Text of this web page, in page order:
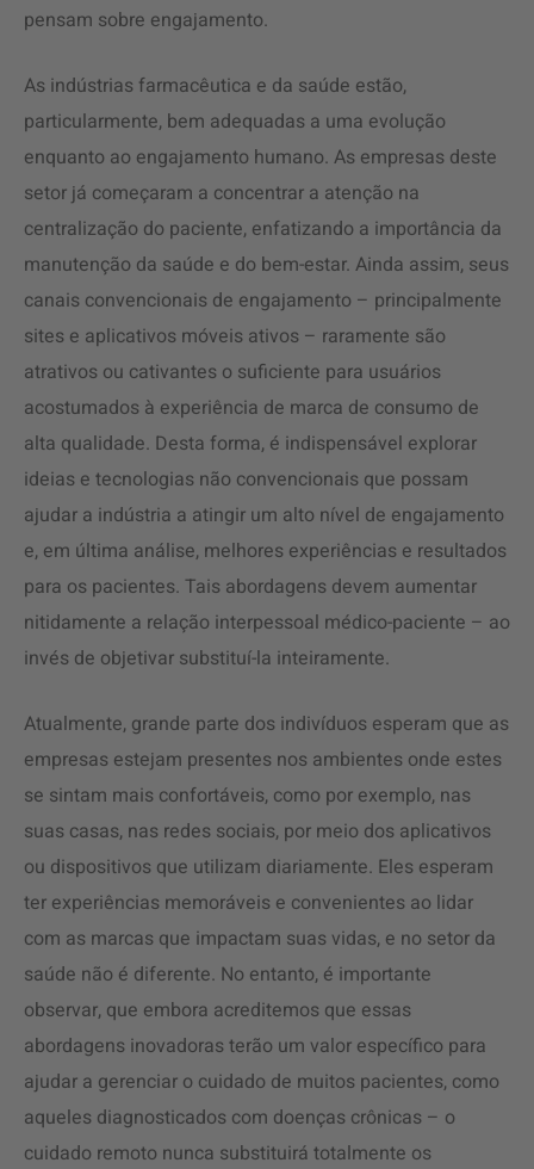
pensam sobre engajamento.
As indústrias farmacêutica e da saúde estão,
particularmente, bem adequadas a uma evolução
enquanto ao engajamento humano. As empresas deste
setor já começaram a concentrar a atenção na
centralização do paciente, enfatizando a importância da
manutenção da saúde e do bem-estar. Ainda assim, seus
canais convencionais de engajamento – principalmente
sites e aplicativos móveis ativos – raramente são
atrativos ou cativantes o suficiente para usuários
acostumados à experiência de marca de consumo de
alta qualidade. Desta forma, é indispensável explorar
ideias e tecnologias não convencionais que possam
ajudar a indústria a atingir um alto nível de engajamento
e, em última análise, melhores experiências e resultados
para os pacientes. Tais abordagens devem aumentar
nitidamente a relação interpessoal médico-paciente – ao
invés de objetivar substituí-la inteiramente.
Atualmente, grande parte dos indivíduos esperam que as
empresas estejam presentes nos ambientes onde estes
se sintam mais confortáveis, como por exemplo, nas
suas casas, nas redes sociais, por meio dos aplicativos
ou dispositivos que utilizam diariamente. Eles esperam
ter experiências memoráveis ​​e convenientes ao lidar
com as marcas que impactam suas vidas, e no setor da
saúde não é diferente. No entanto, é importante
observar, que embora acreditemos que essas
abordagens inovadoras terão um valor específico para
ajudar a gerenciar o cuidado de muitos pacientes, como
aqueles diagnosticados com doenças crônicas – o
cuidado remoto nunca substituirá totalmente os